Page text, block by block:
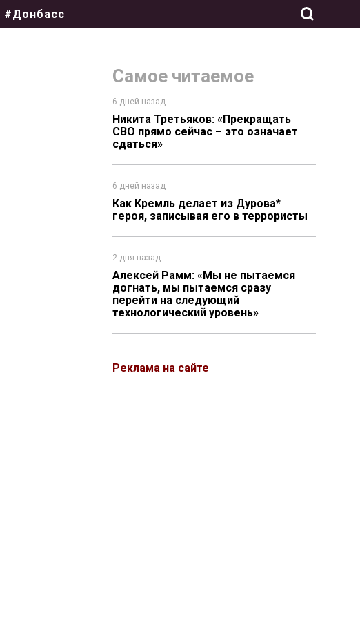
#Донбасс
Самое читаемое
6 дней назад
Никита Третьяков: «Прекращать
СВО прямо сейчас – это означает
сдаться»
6 дней назад
Как Кремль делает из Дурова*
героя, записывая его в террористы
2 дня назад
Алексей Рамм: «Мы не пытаемся
догнать, мы пытаемся сразу
перейти на следующий
технологический уровень»
Реклама на сайте